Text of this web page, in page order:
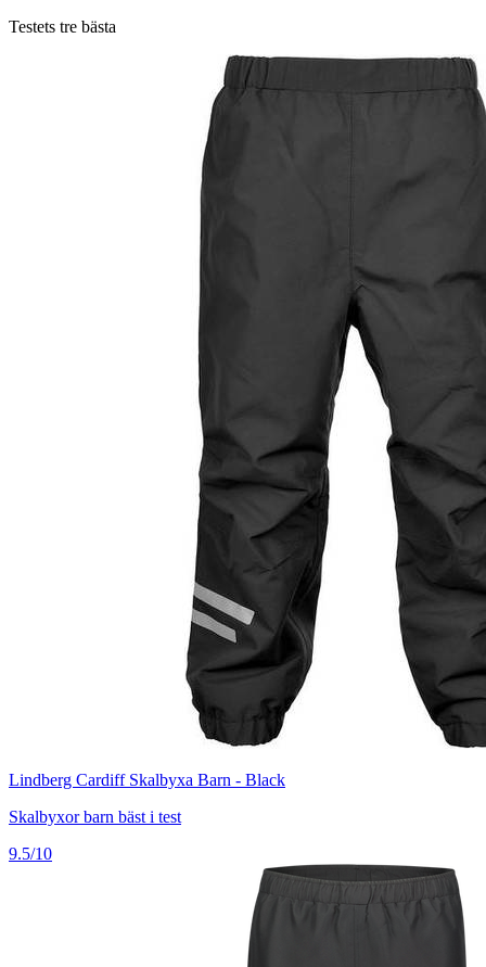
Testets tre bästa
Lindberg Cardiff Skalbyxa Barn - Black
Skalbyxor barn bäst i test
9.5/10